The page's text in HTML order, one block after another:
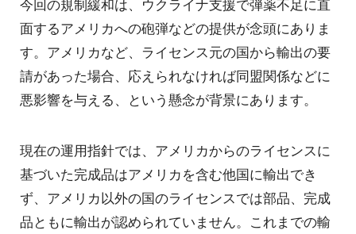
今回の規制緩和は、ウクライナ支援で弾薬不足に直
面するアメリカへの砲弾などの提供が念頭にありま
す。アメリカなど、ライセンス元の国から輸出の要
請があった場合、応えられなければ同盟関係などに
悪影響を与える、という懸念が背景にあります。
現在の運用指針では、アメリカからのライセンスに
基づいた完成品はアメリカを含む他国に輸出でき
ず、アメリカ以外の国のライセンスでは部品、完成
品ともに輸出が認められていません。これまでの輸